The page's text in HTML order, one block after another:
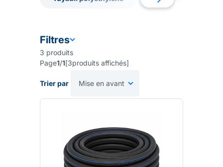
Tuyaux spiralés
Filtres
3 produits
Page1/1[3produits affichés]
Trier par